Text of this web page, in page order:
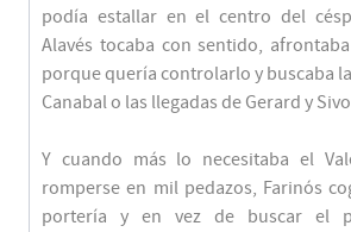
podía estallar en el centro del
Alavés tocaba con sentido,
porque quería controlarlo y buscaba
Canabal o las llegadas de Gerard y
Y cuando más lo necesitaba el
romperse en mil pedazos, Farinós
portería y en vez de buscar el